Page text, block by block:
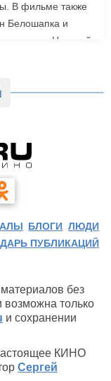
В фильме также
Белошапка и
выступил Николай
БЛОГИ ЛЮДИ
ПУБЛИКАЦИЙ
без
только
и сохранении
КИНО
Сергей